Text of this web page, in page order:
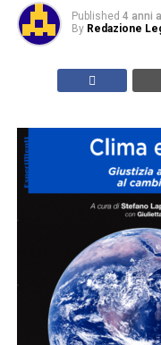
Published 4 anni
By Redazione